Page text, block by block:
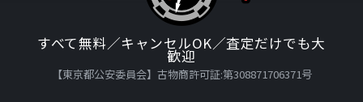
すべて無料／キャンセルOK／査定だけでも大
歓迎
【東京都公安委員会】古物商許可証:第308871706371号